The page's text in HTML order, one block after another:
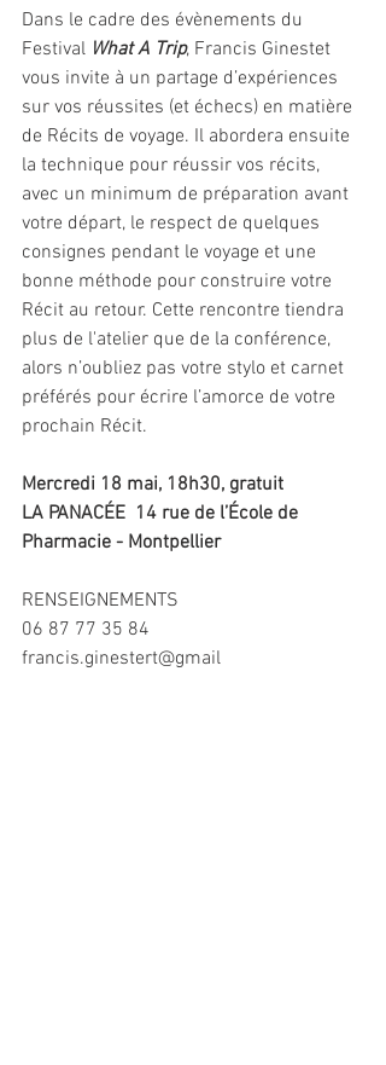
Dans le cadre des évènements du
Festival What A Trip, Francis Ginestet
vous invite à un partage d’expériences
sur vos réussites (et échecs) en matière
de Récits de voyage. Il abordera ensuite
la technique pour réussir vos récits,
avec un minimum de préparation avant
votre départ, le respect de quelques
consignes pendant le voyage et une
bonne méthode pour construire votre
Récit au retour. Cette rencontre tiendra
plus de l'atelier que de la conférence,
alors n’oubliez pas votre stylo et carnet
préférés pour écrire l’amorce de votre
prochain Récit.
Mercredi 18 mai, 18h30, gratuit
LA PANACÉE  14 rue de l’École de
Pharmacie - Montpellier
RENSEIGNEMENTS
06 87 77 35 84
francis.ginestert@gmail